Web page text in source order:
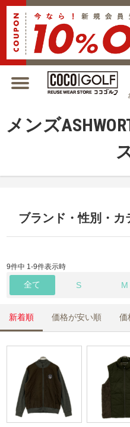
新規会員登録でクーポンプレ
メンズ
ブランド・性別・カ
9件中 1-9件表示時
全て S M
新着順 価格が安い順 価